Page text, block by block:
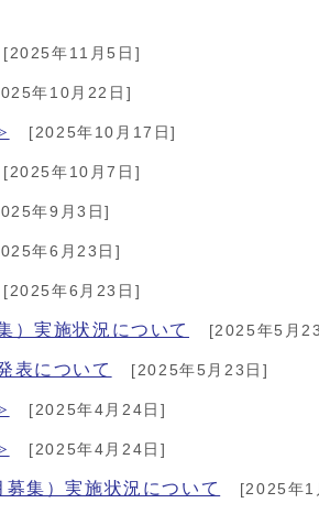
[2025年11月5日]
年10月22日]
[2025年10月17日]
[2025年10月7日]
年9月3日]
年6月23日]
[2025年6月23日]
）実施状況について [2025年5月
表について [2025年5月23日]
[2025年4月24日]
[2025年4月24日]
集）実施状況について [2025年1